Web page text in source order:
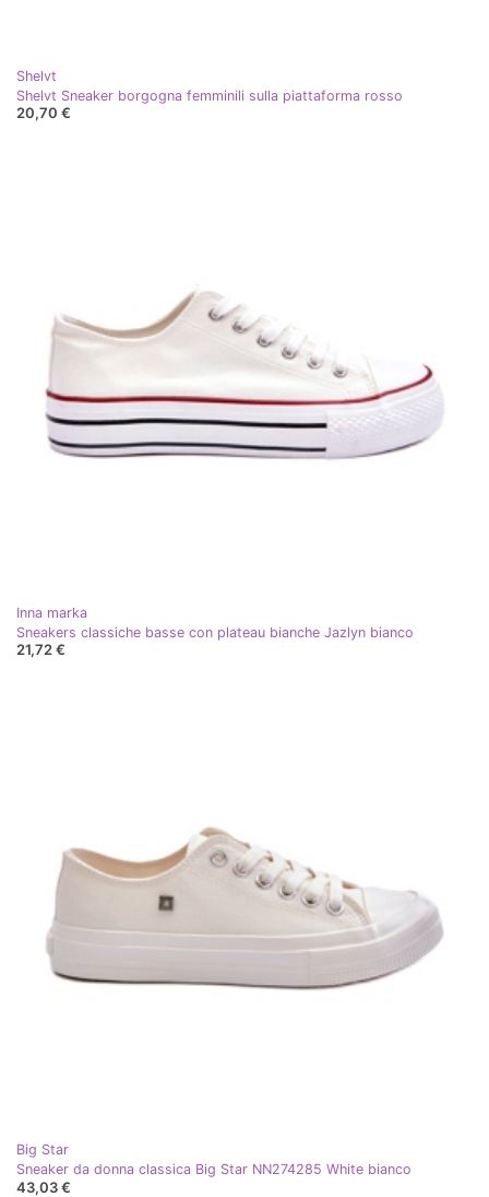
Shelvt
Shelvt Sneaker borgogna femminili sulla piattaforma rosso
20,70 €
Inna marka
Sneakers classiche basse con plateau bianche Jazlyn bianco
21,72 €
Big Star
Sneaker da donna classica Big Star NN274285 White bianco
43,03 €